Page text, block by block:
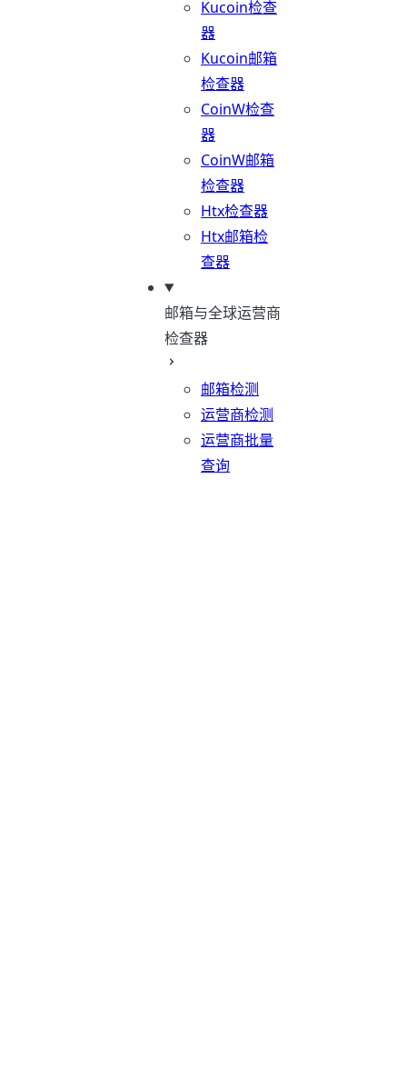
Kucoin检查
器
Kucoin邮箱
检查器
CoinW检查
器
CoinW邮箱
检查器
Htx检查器
Htx邮箱检
查器
邮箱与全球运营商
检查器
邮箱检测
运营商检测
运营商批量
查询